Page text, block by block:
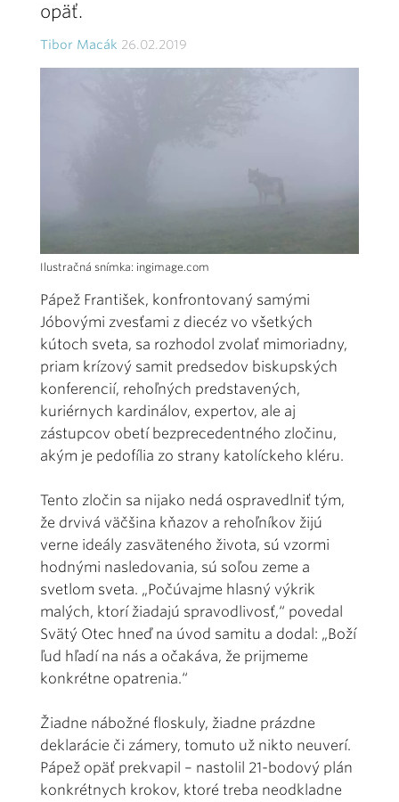
opäť.
Tibor Macák 26.02.2019
Ilustračná snímka: ingimage.com
Pápež František, konfrontovaný samými
Jóbovými zvesťami z diecéz vo všetkých
kútoch sveta, sa rozhodol zvolať mimoriadny,
priam krízový samit predsedov biskupských
konferencií, rehoľných predstavených,
kuriérnych kardinálov, expertov, ale aj
zástupcov obetí bezprecedentného zločinu,
akým je pedofília zo strany katolíckeho kléru.
Tento zločin sa nijako nedá ospravedlniť tým,
že drvivá väčšina kňazov a rehoľníkov žijú
verne ideály zasväteného života, sú vzormi
hodnými nasledovania, sú soľou zeme a
svetlom sveta. „Počúvajme hlasný výkrik
malých, ktorí žiadajú spravodlivosť,“ povedal
Svätý Otec hneď na úvod samitu a dodal: „Boží
ľud hľadí na nás a očakáva, že prijmeme
konkrétne opatrenia.“
Žiadne nábožné floskuly, žiadne prázdne
deklarácie či zámery, tomuto už nikto neuverí.
Pápež opäť prekvapil – nastolil 21-bodový plán
konkrétnych krokov, ktoré treba neodkladne